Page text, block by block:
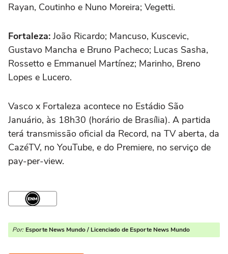
Rayan, Coutinho e Nuno Moreira; Vegetti.
Fortaleza: João Ricardo; Mancuso, Kuscevic,
Gustavo Mancha e Bruno Pacheco; Lucas Sasha,
Rossetto e Emmanuel Martínez; Marinho, Breno
Lopes e Lucero.
Vasco x Fortaleza acontece no Estádio São
Januário, às 18h30 (horário de Brasília). A partida
terá transmissão oficial da Record, na TV aberta, da
CazéTV, no YouTube, e do Premiere, no serviço de
pay-per-view.
Por: Esporte News Mundo / Licenciado de Esporte News Mundo